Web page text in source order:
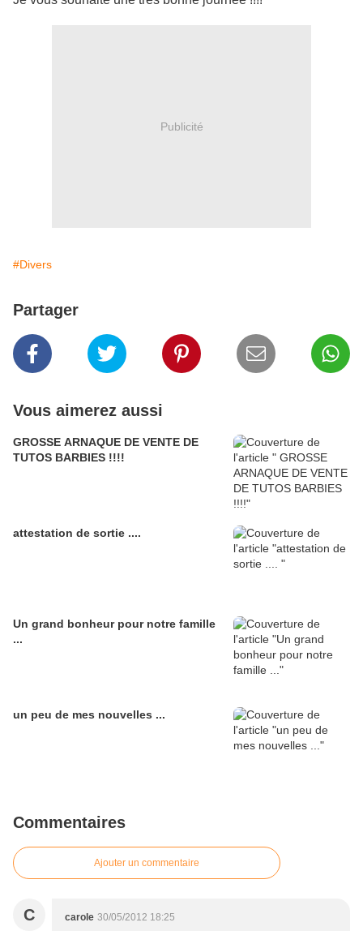
Publicité
#Divers
Partager
Vous aimerez aussi
GROSSE ARNAQUE DE VENTE DE
TUTOS BARBIES !!!!
attestation de sortie ....
Un grand bonheur pour notre famille
...
un peu de mes nouvelles ...
Commentaires
Ajouter un commentaire
C carole 30/05/2012 18:25